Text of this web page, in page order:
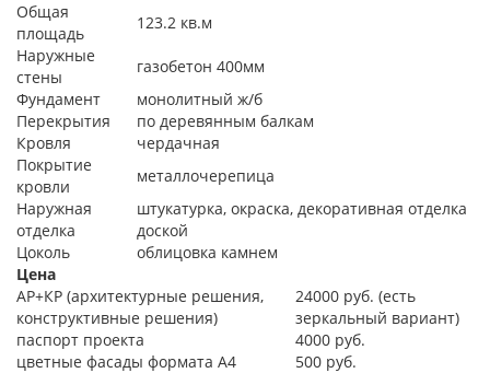
Общая
площадь
123.2 кв.м
Наружные
стены
газобетон 400мм
Фундамент
монолитный ж/б
Перекрытия
по деревянным балкам
Кровля
чердачная
Покрытие
кровли
металлочерепица
Наружная
отделка
штукатурка, окраска, декоративная отделка
доской
Цоколь
облицовка камнем
Цена
АР+КР (архитектурные решения,
конструктивные решения)
24000 руб. (есть
зеркальный вариант)
паспорт проекта
4000 руб.
цветные фасады формата А4
500 руб.